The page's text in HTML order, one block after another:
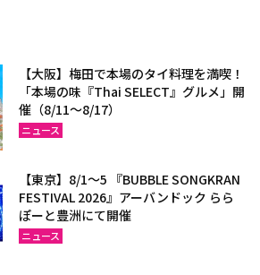
【大阪】梅田で本場のタイ料理を満喫！
「本場の味『Thai SELECT』グルメ」開
催（8/11～8/17）
ニュース
【東京】8/1～5 『BUBBLE SONGKRAN
FESTIVAL 2026』アーバンドック らら
ぽーと豊洲にて開催
ニュース